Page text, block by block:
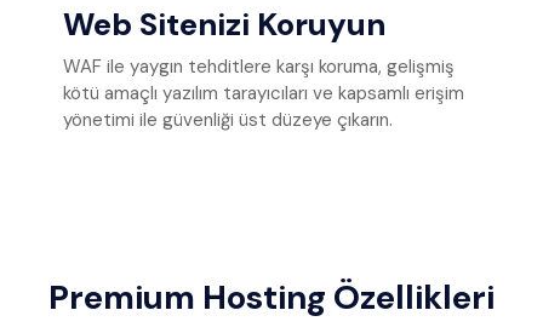
Web Sitenizi Koruyun
WAF ile yaygın tehditlere karşı koruma, gelişmiş
kötü amaçlı yazılım tarayıcıları ve kapsamlı erişim
yönetimi ile güvenliği üst düzeye çıkarın.
Premium Hosting Özellikleri